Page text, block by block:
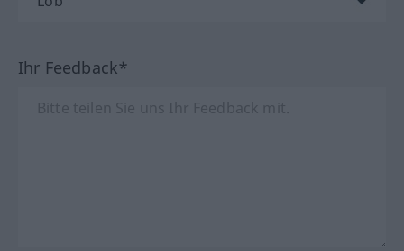
Ihr Feedback*